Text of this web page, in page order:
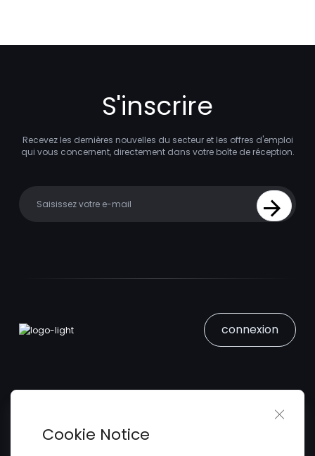
S'inscrire
Recevez les dernières nouvelles du secteur et les offres d'emploi
qui vous concernent, directement dans votre boîte de réception.
Sign Up
connexion
Soumettez votre CV
Trouver des Talents
Cookie Notice
Close